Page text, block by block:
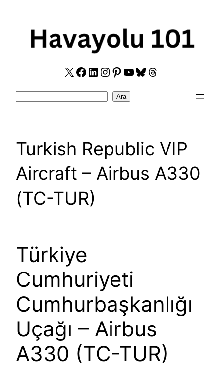
X Facebook
LinkedIn
Instagram
Pinterest
YouTube
Bluesky
Threads
Ara
Turkish Republic VIP
Aircraft – Airbus A330
(TC-TUR)
Türkiye
Cumhuriyeti
Cumhurbaşkanlığı
Uçağı – Airbus
A330 (TC-TUR)